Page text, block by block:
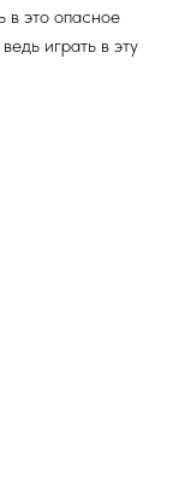
в это опасное
играть в эту